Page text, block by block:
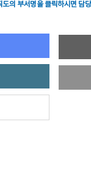
의 부서명을 클릭하시면 담